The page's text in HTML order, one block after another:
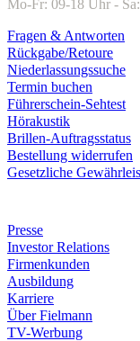
Mo-Fr: 09-18 Uhr -
Fragen & Antworten
Rückgabe/Retoure
Niederlassungssuche
Termin buchen
Führerschein-Sehtest
Hörakustik
Brillen-Auftragsstatus
Bestellung widerrufen
Gesetzliche
Presse
Investor Relations
Firmenkunden
Ausbildung
Karriere
Über Fielmann
TV-Werbung